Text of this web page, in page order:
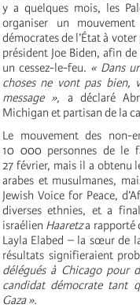
y a quelques mois, les
organiser un
démocrates de l’État à
président Joe Biden, afin
un cessez-le-feu. « Dans
choses ne vont pas bien,
message », a déclaré
Michigan et partisan de la
Le mouvement des non-
10 000 personnes de le
27 février, mais il a obtenu
arabes et musulmanes,
Jewish Voice for Peace,
diverses ethnies, et a
israélien Haaretza rapporté
Layla Elabed – la sœur de
résultats signifieraient
délégués à Chicago pour
candidat démocrate tant
Gaza ».